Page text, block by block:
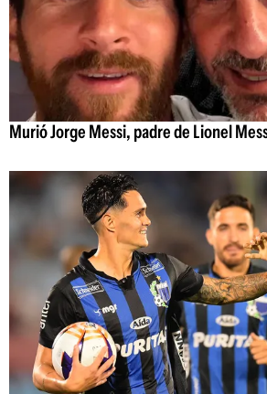
Murió Jorge Messi, padre de Lionel